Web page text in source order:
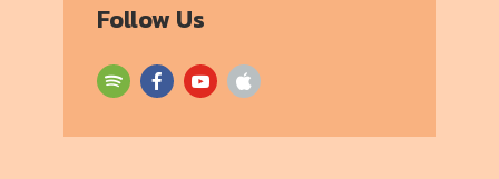
Follow Us